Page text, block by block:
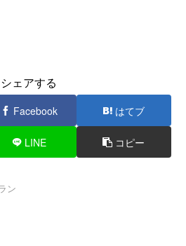
シェアする
Facebook はてブ
LINE コピー
ン